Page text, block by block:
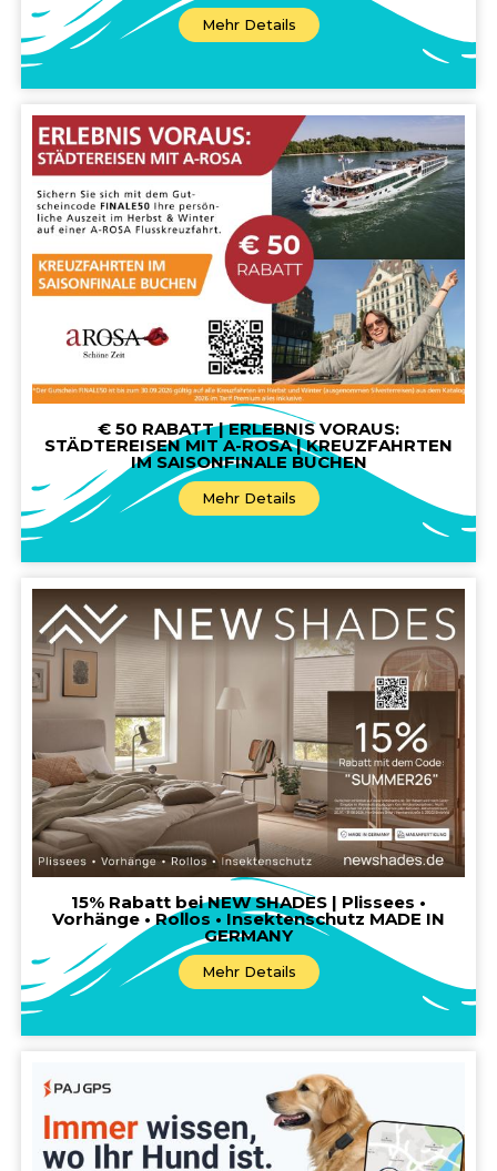
Mehr Details
€ 50 RABATT | ERLEBNIS VORAUS:
STÄDTEREISEN MIT A-ROSA | KREUZFAHRTEN
IM SAISONFINALE BUCHEN
Mehr Details
15% Rabatt bei NEW SHADES | Plissees •
Vorhänge • Rollos • Insektenschutz MADE IN
GERMANY
Mehr Details